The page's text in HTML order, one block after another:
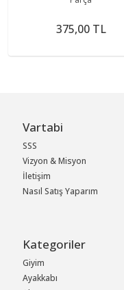
375,00 TL
Vartabi
SSS
Vizyon & Misyon
İletişim
Nasıl Satış Yaparım
Kategoriler
Giyim
Ayakkabı